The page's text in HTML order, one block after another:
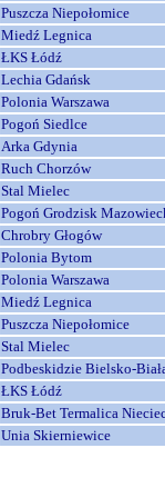
Puszcza Niepołomice
Miedź Legnica
ŁKS Łódź
Lechia Gdańsk
Polonia Warszawa
Pogoń Siedlce
Arka Gdynia
Ruch Chorzów
Stal Mielec
Pogoń Grodzisk
Chrobry Głogów
Polonia Bytom
Polonia Warszawa
Miedź Legnica
Puszcza Niepołomice
Stal Mielec
Podbeskidzie Bielsko-
ŁKS Łódź
Bruk-Bet Termalica
Unia Skierniewice